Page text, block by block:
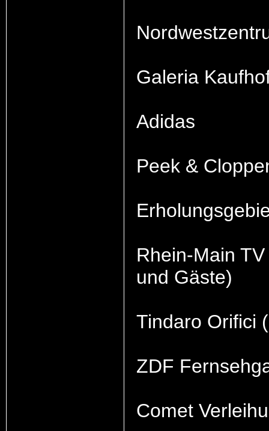
Galeria
Adidas
Peek &
Rhein-Main
und Gäste)
Tindaro Orifici
ZDF
Comet